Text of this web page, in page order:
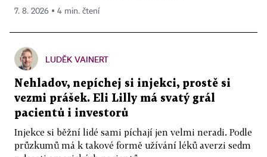
7. 8. 2026 ▪ 4 min. čtení
LUDĚK VAINERT
Nehladov, nepíchej si injekci, prostě si
vezmi prášek. Eli Lilly má svatý grál
pacientů i investorů
Injekce si běžní lidé sami píchají jen velmi neradi. Podle
průzkumů má k takové formě užívání léků averzi sedm